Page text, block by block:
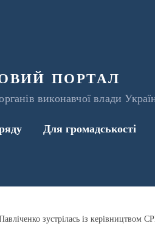
портал
виконавчої влади
Для громадськості
зустрілась із керівництвом